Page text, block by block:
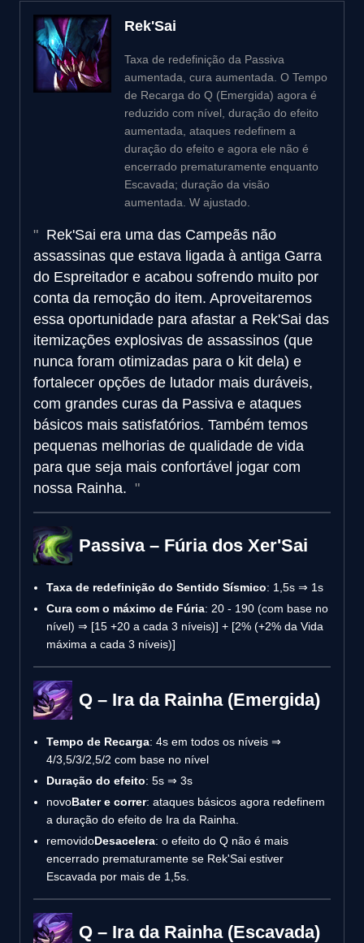
Rek'Sai
Taxa de redefinição da Passiva
aumentada, cura aumentada. O Tempo
de Recarga do Q (Emergida) agora é
reduzido com nível, duração do efeito
aumentada, ataques redefinem a
duração do efeito e agora ele não é
encerrado prematuramente enquanto
Escavada; duração da visão
aumentada. W ajustado.
Rek'Sai era uma das Campeãs não
assassinas que estava ligada à antiga Garra
do Espreitador e acabou sofrendo muito por
conta da remoção do item. Aproveitaremos
essa oportunidade para afastar a Rek'Sai das
itemizações explosivas de assassinos (que
nunca foram otimizadas para o kit dela) e
fortalecer opções de lutador mais duráveis,
com grandes curas da Passiva e ataques
básicos mais satisfatórios. Também temos
pequenas melhorias de qualidade de vida
para que seja mais confortável jogar com
nossa Rainha.
Passiva – Fúria dos Xer'Sai
Taxa de redefinição do Sentido Sísmico: 1,5s ⇒ 1s
Cura com o máximo de Fúria: 20 - 190 (com base no
nível) ⇒ [15 +20 a cada 3 níveis)] + [2% (+2% da Vida
máxima a cada 3 níveis)]
Q – Ira da Rainha (Emergida)
Tempo de Recarga: 4s em todos os níveis ⇒
4/3,5/3/2,5/2 com base no nível
Duração do efeito: 5s ⇒ 3s
novoBater e correr: ataques básicos agora redefinem
a duração do efeito de Ira da Rainha.
removidoDesacelera: o efeito do Q não é mais
encerrado prematuramente se Rek'Sai estiver
Escavada por mais de 1,5s.
Q – Ira da Rainha (Escavada)